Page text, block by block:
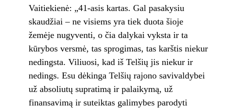
Vaitiekienė: „41-asis kartas. Gal pasakysiu
skaudžiai – ne visiems yra tiek duota šioje
žemėje nugyventi, o čia dalykai vyksta ir ta
kūrybos versmė, tas sprogimas, tas karštis niekur
nedingsta. Viliuosi, kad iš Telšių jis niekur ir
nedings. Esu dėkinga Telšių rajono savivaldybei
už absoliutų supratimą ir palaikymą, už
finansavimą ir suteiktas galimybes parodyti